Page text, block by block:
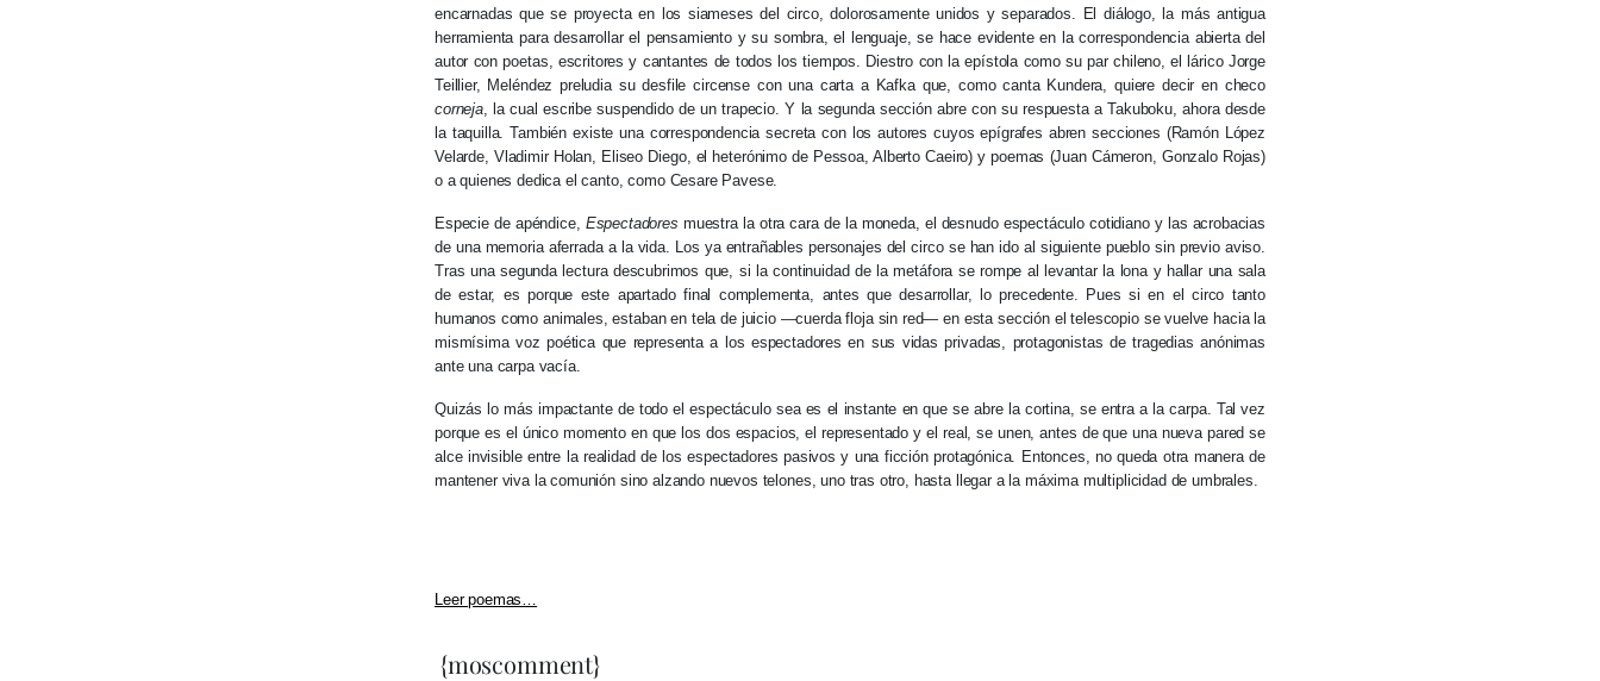
encarnadas que se proyecta en los siameses del circo, dolorosamente unidos y separados. El diálogo, la más antigua
herramienta para desarrollar el pensamiento y su sombra, el lenguaje, se hace evidente en la correspondencia abierta del
autor con poetas, escritores y cantantes de todos los tiempos. Diestro con la epístola como su par chileno, el lárico Jorge
Teillier, Meléndez preludia su desfile circense con una carta a Kafka que, como canta Kundera, quiere decir en checo
corneja, la cual escribe suspendido de un trapecio. Y la segunda sección abre con su respuesta a Takuboku, ahora desde
la taquilla. También existe una correspondencia secreta con los autores cuyos epígrafes abren secciones (Ramón López
Velarde, Vladimir Holan, Eliseo Diego, el heterónimo de Pessoa, Alberto Caeiro) y poemas (Juan Cámeron, Gonzalo Rojas)
o a quienes dedica el canto, como Cesare Pavese.
Especie de apéndice, Espectadores muestra la otra cara de la moneda, el desnudo espectáculo cotidiano y las acrobacias
de una memoria aferrada a la vida. Los ya entrañables personajes del circo se han ido al siguiente pueblo sin previo aviso.
Tras una segunda lectura descubrimos que, si la continuidad de la metáfora se rompe al levantar la lona y hallar una sala
de estar, es porque este apartado final complementa, antes que desarrollar, lo precedente. Pues si en el circo tanto
humanos como animales, estaban en tela de juicio —cuerda floja sin red— en esta sección el telescopio se vuelve hacia la
mismísima voz poética que representa a los espectadores en sus vidas privadas, protagonistas de tragedias anónimas
ante una carpa vacía.
Quizás lo más impactante de todo el espectáculo sea es el instante en que se abre la cortina, se entra a la carpa. Tal vez
porque es el único momento en que los dos espacios, el representado y el real, se unen, antes de que una nueva pared se
alce invisible entre la realidad de los espectadores pasivos y una ficción protagónica. Entonces, no queda otra manera de
mantener viva la comunión sino alzando nuevos telones, uno tras otro, hasta llegar a la máxima multiplicidad de umbrales.
Leer poemas…
{moscomment}